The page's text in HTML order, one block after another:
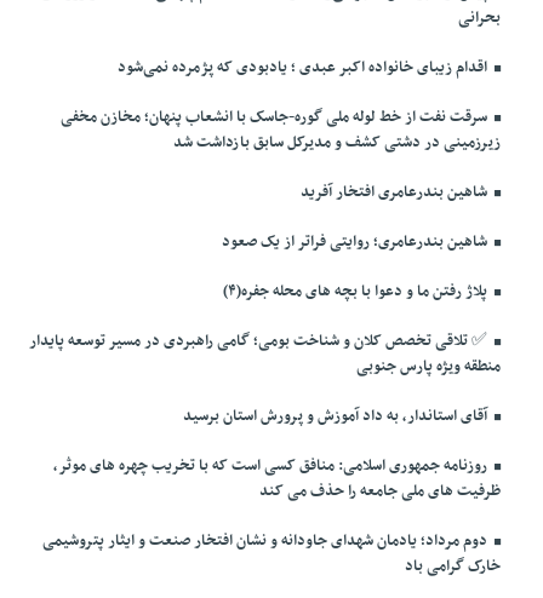
بحرانی
اقدام زیبای خانواده اکبر عبدی ؛ یادبودی که پژمرده نمی‌شود
سرقت نفت از خط لوله ملی گوره-جاسک با انشعاب پنهان؛ مخازن مخفی
زیرزمینی در دشتی کشف و مدیرکل سابق بازداشت شد
شاهین بندرعامری افتخار آفرید
شاهین بندرعامری؛ روایتی فراتر از یک صعود
پلاژ رفتن ما و دعوا با بچه های محله جفره(۴)
✅️ تلاقی تخصص کلان و شناخت بومی؛ گامی راهبردی در مسیر توسعه پایدار
منطقه ویژه پارس جنوبی
آقای استاندار، به داد آموزش و پرورش استان برسید
روزنامه جمهوری اسلامی: منافق کسی است که با تخریب چهره های موثر،
ظرفیت های ملی جامعه را حذف می کند
دوم مرداد؛ یادمان شهدای جاودانه و نشان افتخار صنعت و ایثار پتروشیمی
خارک گرامی باد